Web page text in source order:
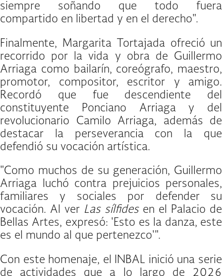
siempre soñando que todo fuera
compartido en libertad y en el derecho".
Finalmente, Margarita Tortajada ofreció un
recorrido por la vida y obra de Guillermo
Arriaga como bailarín, coreógrafo, maestro,
promotor, compositor, escritor y amigo.
Recordó que fue descendiente del
constituyente Ponciano Arriaga y del
revolucionario Camilo Arriaga, además de
destacar la perseverancia con la que
defendió su vocación artística.
"Como muchos de su generación, Guillermo
Arriaga luchó contra prejuicios personales,
familiares y sociales por defender su
vocación. Al ver Las sílfidesen el Palacio de
Bellas Artes, expresó: 'Esto es la danza, este
es el mundo al que pertenezco'".
Con este homenaje, el INBAL inició una serie
de actividades que a lo largo de 2026